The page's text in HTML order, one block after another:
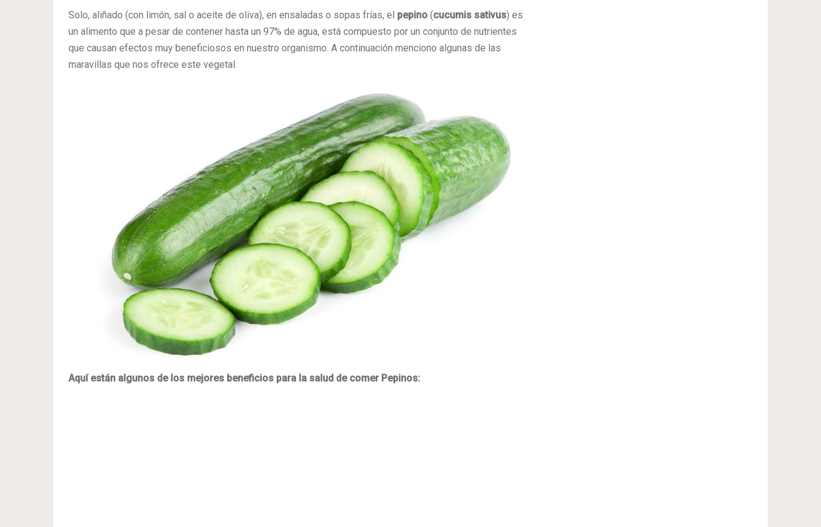
Solo, aliñado (con limón, sal o aceite de oliva), en ensaladas o sopas frías, el pepino (cucumis sativus) es
un alimento que a pesar de contener hasta un 97% de agua, está compuesto por un conjunto de nutrientes
que causan efectos muy beneficiosos en nuestro organismo. A continuación menciono algunas de las
maravillas que nos ofrece este vegetal.
Aquí están algunos de los mejores beneficios para la salud de comer Pepinos: